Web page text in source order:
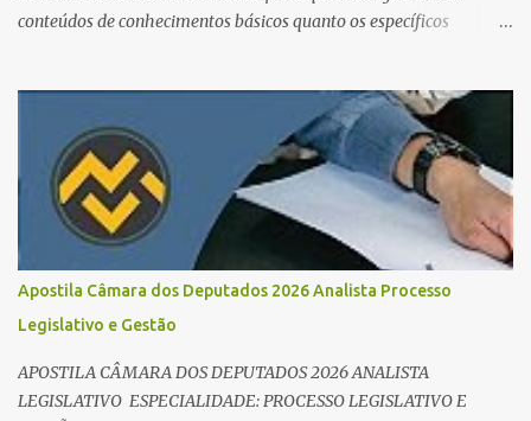
conteúdos de conhecimentos básicos quanto os específicos
realidade, e o cargo de Analista Legislativo (Processo Legislativo e
Gestão) se destaca como uma das melhores oportunidades do ano.
Com exigência de nível superior em qualquer área, o certame
oferece 35 vagas imediatas e salários que ultrapassam os R$ 30
mil . O que estudar para Processo Legislativo e Gestão? Para vencer
a concorrência da banca Cebraspe , o candidato precisa dominar o
conteúdo programático dividido em: Conhecimentos Básicos:
Português, Inglês, Raciocínio Lógico e Informática/Dados.
Conhecimentos Específicos: O "coração" da prova. É essencial focar
no Regimento Interno da Câmara dos Deputa...
Apostila Câmara dos Deputados 2026 Analista Processo
Legislativo e Gestão
APOSTILA CÂMARA DOS DEPUTADOS 2026 ANALISTA
LEGISLATIVO ESPECIALIDADE: PROCESSO LEGISLATIVO E